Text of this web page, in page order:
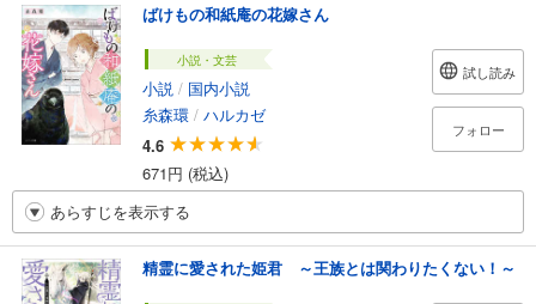
ばけもの和紙庵の花嫁さん
小説・文芸
小説 / 国内小説
糸森環 / ハルカゼ
4.6
671円 (税込)
試し読み
フォロー
あらすじを表示する
精霊に愛された姫君 ～王族とは関わりたくない！～